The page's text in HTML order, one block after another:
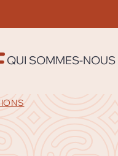
QUI SOMMES-NOUS